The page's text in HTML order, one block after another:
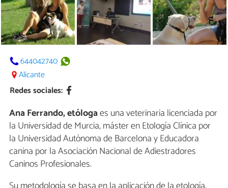
644042740
Alicante
Redes sociales:
Ana Ferrando, etólogaes una veterinaria licenciada por
la Universidad de Murcia, máster en Etología Clínica por
la Universidad Autónoma de Barcelona y Educadora
canina por la Asociación Nacional de Adiestradores
Caninos Profesionales.